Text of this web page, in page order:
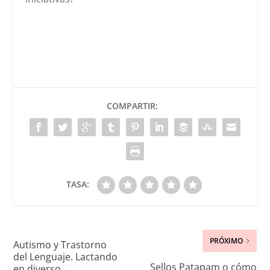
COMPARTIR:
TASA:
Autismo y Trastorno
del Lenguaje. Lactando
PRÓXIMO
Sellos Patapam o cómo